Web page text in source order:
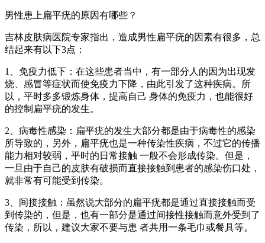
男性患上扁平疣的原因有哪些？
吉林皮肤病医院专家指出，造成男性扁平疣的因素有很多，总
结起来有以下3点：
1、免疫力低下：在这些患者当中，有一部分人的因为出现发
烧、感冒等症状而使免疫力下降，由此引发了这种疾病。所
以，平时多多锻炼身体，提高自己 身体的免疫力，也能很好
的控制扁平疣的发生。
2、病毒性感染：扁平疣的发生大部分都是由于病毒性的感染
所导致的，另外，扁平疣也是一种传染性疾病，不过它的传播
能力相对较弱，平时的日常接触 一般不会形成传染。但是，
一旦由于自己的皮肤有破损而直接接触到患者的感染伤口处，
就非常有可能受到传染。
3、间接接触：虽然说大部分的扁平疣都是通过直接接触而受
到传染的，但是，也有一部分是通过间接性接触而意外受到了
传染，所以，建议大家不要与患 者共用一条毛巾或餐具等。